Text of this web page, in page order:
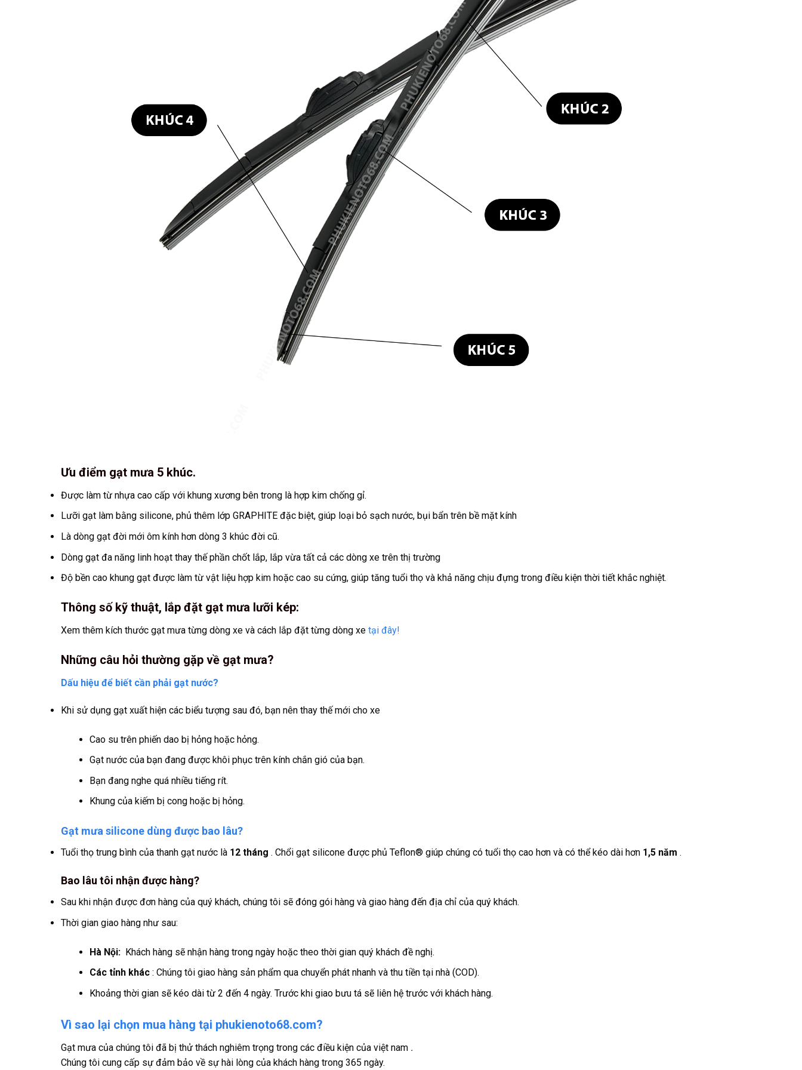
Ưu điểm gạt mưa 5 khúc.
Được làm từ nhựa cao cấp với khung xương bên trong là hợp kim chống gỉ.
Lưỡi gạt làm bằng silicone, phủ thêm lớp GRAPHITE đặc biệt, giúp loại bỏ sạch nước, bụi bẩn trên bề mặt kính
Là dòng gạt đời mới ôm kính hơn dòng 3 khúc đời cũ.
Dòng gạt đa năng linh hoạt thay thế phần chốt lắp, lắp vừa tất cả các dòng xe trên thị trường
Độ bền cao khung gạt được làm từ vật liệu hợp kim hoặc cao su cứng, giúp tăng tuổi thọ và khả năng chịu đựng trong điều kiện thời tiết khắc nghiệt.
Thông số kỹ thuật, lắp đặt gạt mưa lưỡi kép:
Xem thêm kích thước gạt mưa từng dòng xe và cách lắp đặt từng dòng xe tại đây!
Những câu hỏi thường gặp về gạt mưa?
Dấu hiệu để biết cần phải gạt nước?
Khi sử dụng gạt xuất hiện các biểu tượng sau đó, bạn nên thay thế mới cho xe
Cao su trên phiến dao bị hỏng hoặc hỏng.
Gạt nước của bạn đang được khôi phục trên kính chắn gió của bạn.
Bạn đang nghe quá nhiều tiếng rít.
Khung của kiếm bị cong hoặc bị hỏng.
Gạt mưa silicone dùng được bao lâu?
Tuổi thọ trung bình của thanh gạt nước là 12 tháng . Chổi gạt silicone được phủ Teflon® giúp chúng có tuổi thọ cao hơn và có thể kéo dài hơn 1,5 năm .
Bao lâu tôi nhận được hàng?
Sau khi nhận được đơn hàng của quý khách, chúng tôi sẽ đóng gói hàng và giao hàng đến địa chỉ của quý khách.
Thời gian giao hàng như sau:
Hà Nội: Khách hàng sẽ nhận hàng trong ngày hoặc theo thời gian quý khách đề nghị.
Các tỉnh khác : Chúng tôi giao hàng sản phẩm qua chuyển phát nhanh và thu tiền tại nhà (COD).
Khoảng thời gian sẽ kéo dài từ 2 đến 4 ngày. Trước khi giao bưu tá sẽ liên hệ trước với khách hàng.
Vì sao lại chọn mua hàng tại phukienoto68.com?
Gạt mưa của chúng tôi đã bị thử thách nghiêm trọng trong các điều kiện của việt nam .
Chúng tôi cung cấp sự đảm bảo về sự hài lòng của khách hàng trong 365 ngày.